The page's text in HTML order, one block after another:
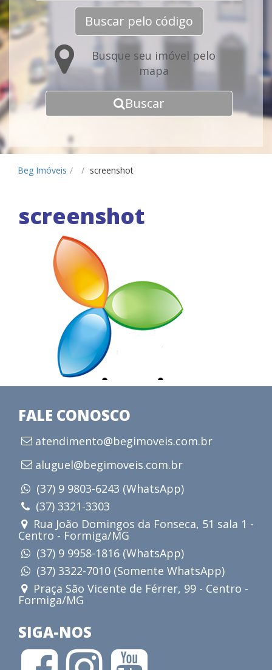
Buscar pelo código
Busque seu imóvel pelo
mapa
Buscar
Beg Imóveis / / screenshot
screenshot
FALE CONOSCO
atendimento@begimoveis.com.br
aluguel@begimoveis.com.br
(37) 9 9803-6243 (WhatsApp)
(37) 3321-3303
Rua João Domingos da Fonseca, 51 sala 1 -
Centro - Formiga/MG
(37) 9 9958-1816 (WhatsApp)
(37) 3322-7010 (Somente WhatsApp)
Praça São Vicente de Férrer, 99 - Centro -
Formiga/MG
SIGA-NOS